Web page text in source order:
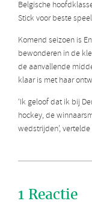
Belgische
Stick voor beste
Komend seizoen is
bewonderen in de
de aanvallende
klaar is met haar
‘Ik geloof dat ik bij
hockey, de
wedstrijden’,
1 Reactie